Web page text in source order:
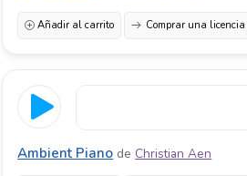
Añadir al carrito Comprar una licencia
Ambient Piano de Christian Aen